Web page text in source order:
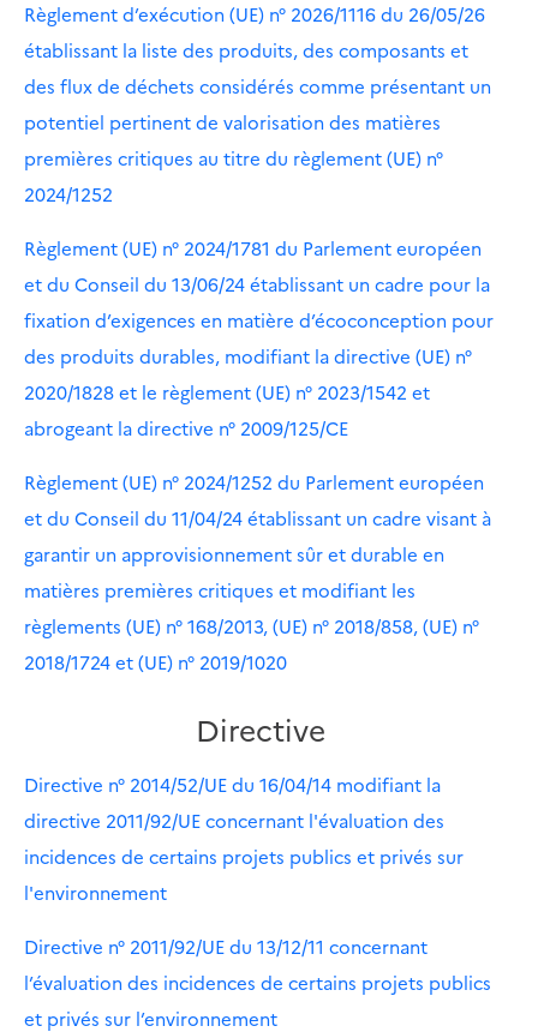
Règlement d’exécution (UE) n° 2026/1116 du 26/05/26
établissant la liste des produits, des composants et
des flux de déchets considérés comme présentant un
potentiel pertinent de valorisation des matières
premières critiques au titre du règlement (UE) n°
2024/1252
Règlement (UE) n° 2024/1781 du Parlement européen
et du Conseil du 13/06/24 établissant un cadre pour la
fixation d’exigences en matière d’écoconception pour
des produits durables, modifiant la directive (UE) n°
2020/1828 et le règlement (UE) n° 2023/1542 et
abrogeant la directive n° 2009/125/CE
Règlement (UE) n° 2024/1252 du Parlement européen
et du Conseil du 11/04/24 établissant un cadre visant à
garantir un approvisionnement sûr et durable en
matières premières critiques et modifiant les
règlements (UE) n° 168/2013, (UE) n° 2018/858, (UE) n°
2018/1724 et (UE) n° 2019/1020
Directive
Directive n° 2014/52/UE du 16/04/14 modifiant la
directive 2011/92/UE concernant l'évaluation des
incidences de certains projets publics et privés sur
l'environnement
Directive n° 2011/92/UE du 13/12/11 concernant
l’évaluation des incidences de certains projets publics
et privés sur l’environnement